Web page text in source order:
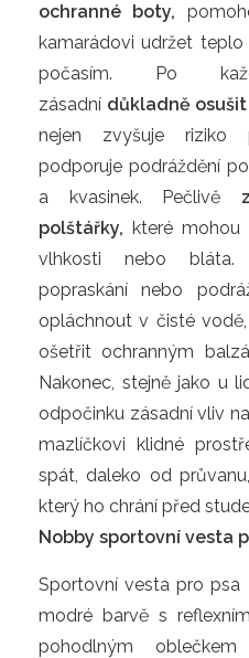
ochranné boty,
kamarádovi udržet
počasím. Po
zásadní důkladně
nejen zvyšuje riziko
podporuje podráždění
a kvasinek. Pečlivě
polštářky, které mohou
vlhkosti nebo bláta.
popraskání nebo
opláchnout v čisté
ošetřit ochranným
Nakonec, stejně jako u
odpočinku zásadní vliv
mazlíčkovi klidné
spát, daleko od
který ho chrání před
Nobby sportovní vesta
Sportovní vesta pro
modré barvě s
pohodlným